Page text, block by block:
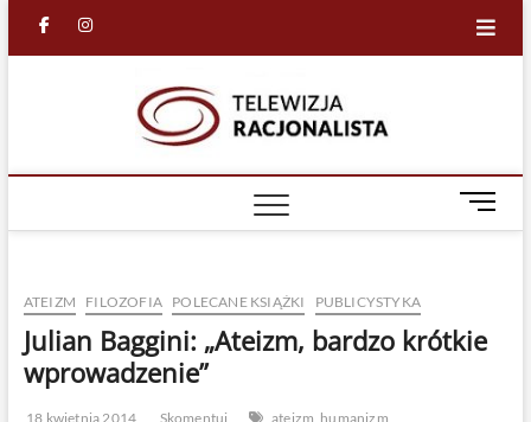
facebook
in
M
e
u
t
ATEIZM FILOZOFIA POLECANE KSIĄŻKI PUBLICYSTYKA
Julian Baggini: „Ateizm, bardzo krótkie
wprowadzenie”
18 kwietnia 2014 Skomentuj ateizm humanizm